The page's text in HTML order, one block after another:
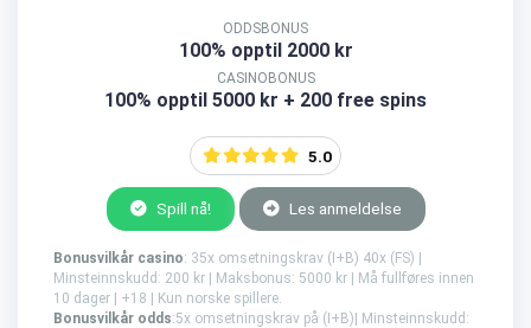
ODDSBONUS
100% opptil 2000 kr
CASINOBONUS
100% opptil 5000 kr + 200 free spins
5.0
Spill nå! Les anmeldelse
Bonusvilkår casino: 35x omsetningskrav (I+B) 40x (FS) |
Minsteinnskudd: 200 kr | Maksbonus: 5000 kr | Må fullføres innen
10 dager | +18 | Kun norske spillere.
Bonusvilkår odds:5x omsetningskrav på (I+B)| Minsteinnskudd: